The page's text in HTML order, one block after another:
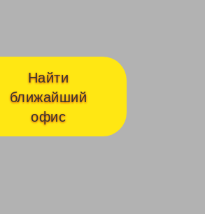
Найти
ближайший
офис